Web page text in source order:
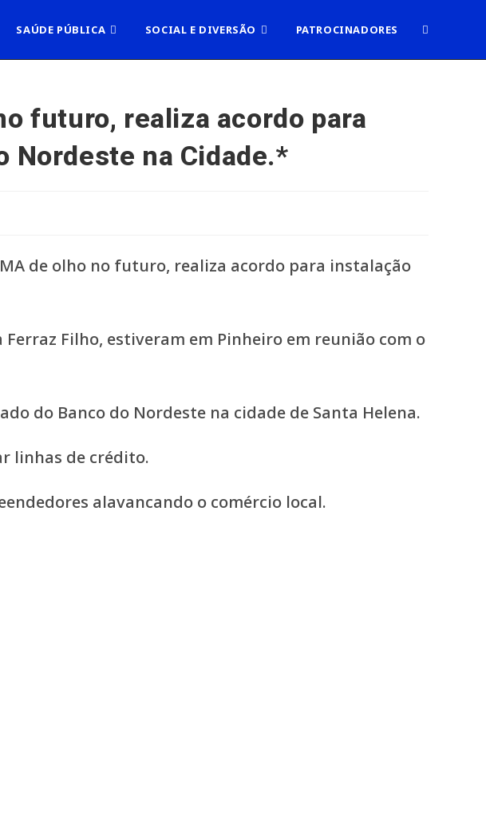
SAÚDE PÚBLICA SOCIAL E DIVERSÃO PATROCINADORES ALTERNAR
futuro, realiza acordo para
Nordeste na Cidade.*
Filho, estiveram em Pinheiro em reunião com o
do Banco do Nordeste na cidade de Santa Helena.
linhas de crédito.
alavancando o comércio local.